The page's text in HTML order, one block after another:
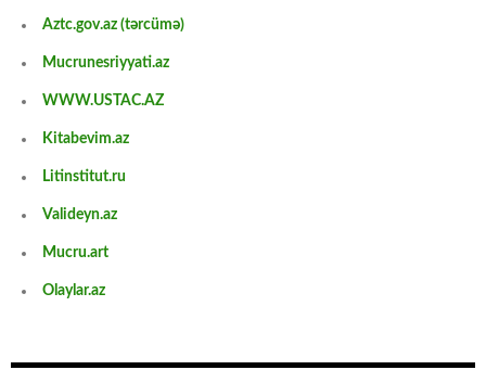
Aztc.gov.az (tərcümə)
Mucrunesriyyati.az
WWW.USTAC.AZ
Kitabevim.az
Litinstitut.ru
Valideyn.az
Mucru.art
Olaylar.az